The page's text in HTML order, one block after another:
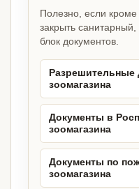
Полезно, если
закрыть
блок документов.
Разрешительные
зоомагазина
Документы в
зоомагазина
Документы по
зоомагазина